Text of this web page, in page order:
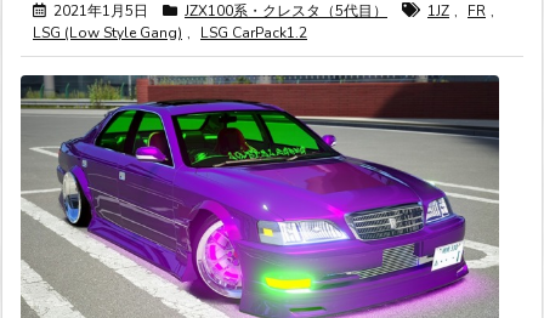
2021年1月5日 JZX100系・クレスタ（5代目） 1JZ , FR ,
LSG (Low Style Gang) , LSG CarPack1.2